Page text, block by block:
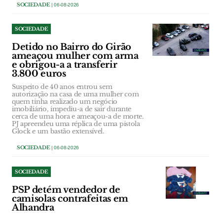
SOCIEDADE| 06-08-2026
SOCIEDADE
Detido no Bairro do Girão
ameaçou mulher com arma
e obrigou-a a transferir
3.800 euros
Suspeito de 40 anos entrou sem
autorização na casa de uma mulher com
quem tinha realizado um negócio
imobiliário, impediu-a de sair durante
cerca de uma hora e ameaçou-a de morte.
PJ apreendeu uma réplica de uma pistola
Glock e um bastão extensível.
SOCIEDADE| 06-08-2026
SOCIEDADE
PSP detém vendedor de
camisolas contrafeitas em
Alhandra